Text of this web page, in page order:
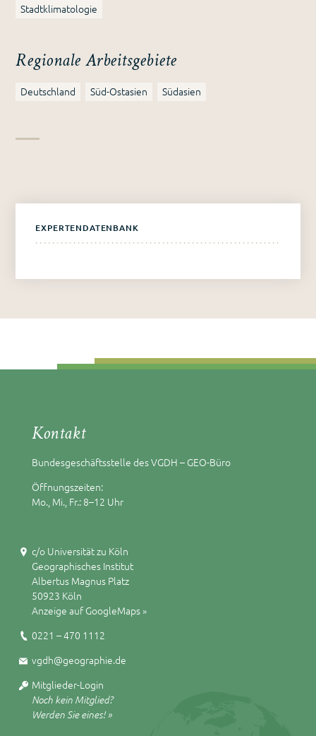
Stadtklimatologie
Regionale Arbeitsgebiete
Deutschland Süd-Ostasien Südasien
EXPERTENDATENBANK
Kontakt
Bundesgeschäftsstelle des VGDH – GEO-Büro
Öffnungszeiten:
Mo., Mi., Fr.: 8–12 Uhr
c/o Universität zu Köln
Geographisches Institut
Albertus Magnus Platz
50923 Köln
Anzeige auf GoogleMaps »
0221 – 470 1112
vgdh@geographie.de
Mitglieder-Login
Noch kein Mitglied?
Werden Sie eines! »